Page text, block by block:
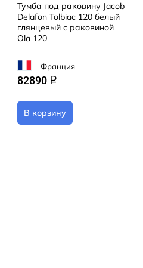
Тумба под раковину Jacob
Delafon Tolbiac 120 белый
глянцевый с раковиной
Ola 120
Франция
82890 q
В корзину